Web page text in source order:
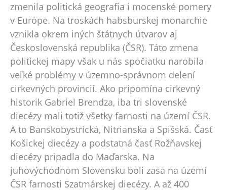
zmenila politická geografia i mocenské pomery
v Európe. Na troskách habsburskej monarchie
vznikla okrem iných štátnych útvarov aj
Československá republika (ČSR). Táto zmena
politickej mapy však u nás spočiatku narobila
veľké problémy v územno-správnom delení
cirkevných provincií. Ako pripomína cirkevný
historik Gabriel Brendza, iba tri slovenské
diecézy mali totiž všetky farnosti na území ČSR.
A to Banskobystrická, Nitrianska a Spišská. Časť
Košickej diecézy a podstatná časť Rožňavskej
diecézy pripadla do Maďarska. Na
juhovýchodnom Slovensku boli zasa na území
ČSR farnosti Szatmárskej diecézy. A až 400